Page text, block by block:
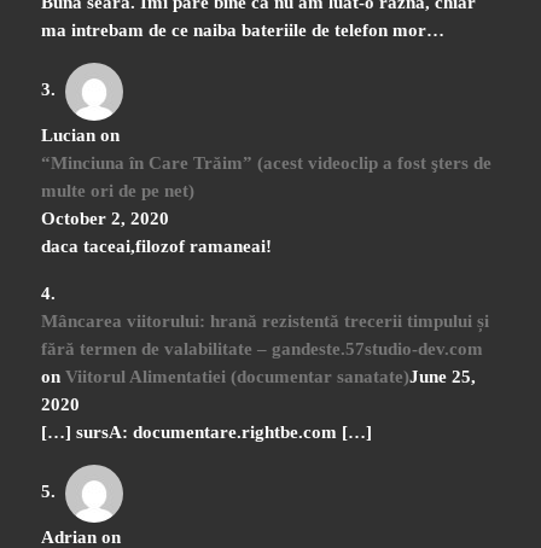
ma intrebam de ce naiba bateriile de telefon mor…
Lucian on
“Minciuna în Care Trăim” (acest videoclip a fost şters de
multe ori de pe net)
October 2, 2020
daca taceai,filozof ramaneai!
Mâncarea viitorului: hrană rezistentă trecerii timpului și
fără termen de valabilitate – gandeste.57studio-dev.com
onViitorul Alimentatiei (documentar sanatate)June 25,
2020
[…] sursA: documentare.rightbe.com […]
Adrian on